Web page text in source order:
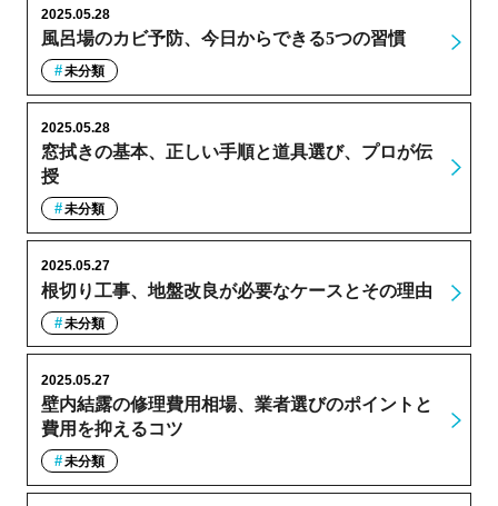
風呂場のカビ予防、今日からできる5つの習慣
2025.05.28
未分類
窓拭きの基本、正しい手順と道具選び、プロが伝
授
2025.05.28
未分類
根切り工事、地盤改良が必要なケースとその理由
2025.05.27
未分類
壁内結露の修理費用相場、業者選びのポイントと
費用を抑えるコツ
2025.05.27
未分類